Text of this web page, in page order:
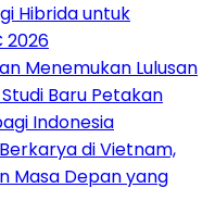
Hibrida untuk
2026
Menemukan Lulusan
Baru Petakan
Indonesia
di Vietnam,
Masa Depan yang